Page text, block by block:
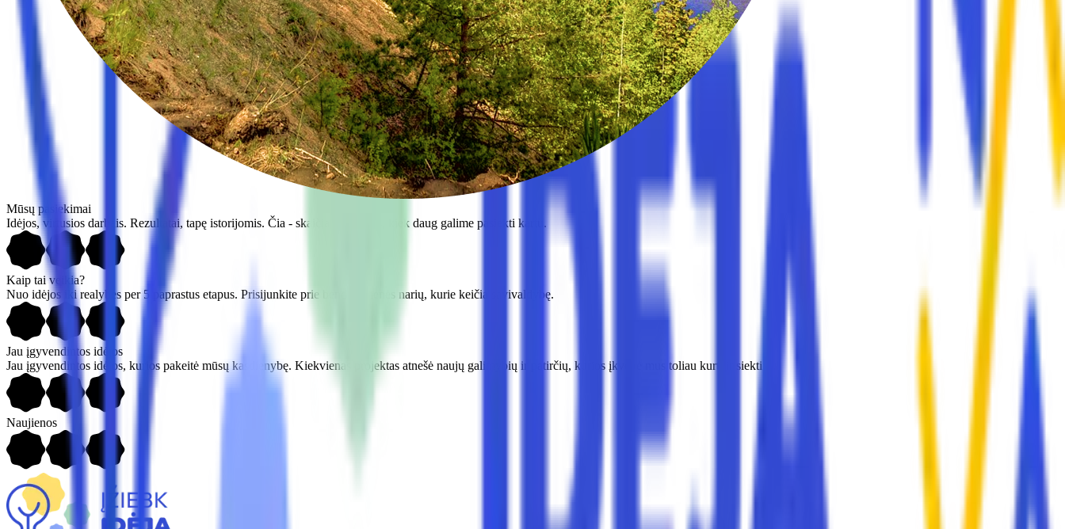
Mūsų pasiekimai
Idėjos, virtusios darbais. Rezultatai, tapę istorijomis. Čia - skaičiai, rodantys, kiek daug galime pasiekti kartu.
Kaip tai veikia?
Nuo idėjos iki realybės per 5 paprastus etapus. Prisijunkite prie bendruomenės narių, kurie keičia savivaldybę.
Jau įgyvendintos idėjos
Jau įgyvendintos idėjos, kurios pakeitė mūsų kasdienybę. Kiekvienas projektas atnešė naujų galimybių ir patirčių, kurios įkvėpė mus toliau kurti ir siekti.
Naujienos